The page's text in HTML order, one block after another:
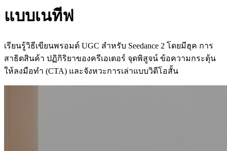
แบบเนทีฟ
เรียนรู้วิธีเขียนพรอมต์ UGC สำหรับ Seedance 2 โดยมีฮุค การ
สาธิตสินค้า ปฏิกิริยาของครีเอเตอร์ จุดพิสูจน์ ข้อความกระตุ้น
ให้ลงมือทำ (CTA) และจังหวะการเล่าแบบวิดีโอสั้น